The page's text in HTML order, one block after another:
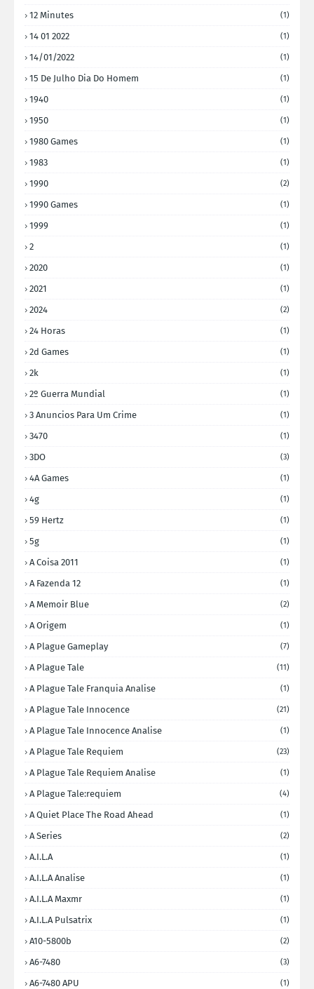
12 Minutes (1)
14 01 2022 (1)
14/01/2022 (1)
15 De Julho Dia Do Homem (1)
1940 (1)
1950 (1)
1980 Games (1)
1983 (1)
1990 (2)
1990 Games (1)
1999 (1)
2 (1)
2020 (1)
2021 (1)
2024 (2)
24 Horas (1)
2d Games (1)
2k (1)
2º Guerra Mundial (1)
3 Anuncios Para Um Crime (1)
3470 (1)
3DO (3)
4A Games (1)
4g (1)
59 Hertz (1)
5g (1)
A Coisa 2011 (1)
A Fazenda 12 (1)
A Memoir Blue (2)
A Origem (1)
A Plague Gameplay (7)
A Plague Tale (11)
A Plague Tale Franquia Analise (1)
A Plague Tale Innocence (21)
A Plague Tale Innocence Analise (1)
A Plague Tale Requiem (23)
A Plague Tale Requiem Analise (1)
A Plague Tale:requiem (4)
A Quiet Place The Road Ahead (1)
A Series (2)
A.I.L.A (1)
A.I.L.A Analise (1)
A.I.L.A Maxmr (1)
A.I.L.A Pulsatrix (1)
A10-5800b (2)
A6-7480 (3)
A6-7480 APU (1)